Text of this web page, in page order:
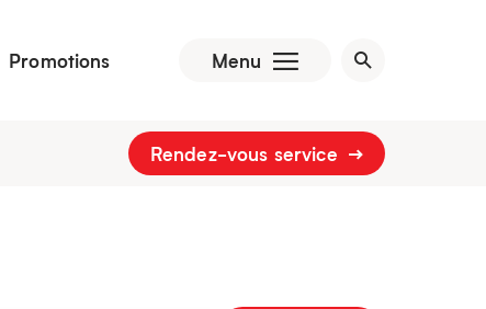
Promotions Menu
Rendez-vous service